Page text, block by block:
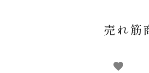
売れ筋
favorite